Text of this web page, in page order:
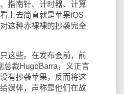
指南针、计时器、计算
上去简直就是苹果iOS
这种赤裸裸的抄袭完全
些。在发布会前，前
总裁HugoBarra，义正言
有抄袭苹果，反而将这
媒体，声称是他们在故